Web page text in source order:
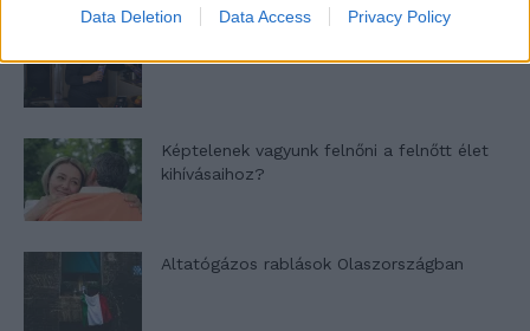
Data Deletion Data Access Privacy Policy
Képtelenek vagyunk felnőni a felnőtt élet
kihívásaihoz?
Altatógázos rablások Olaszországban